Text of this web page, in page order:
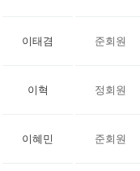
이태겸 준회원
이혁 정회원
이혜민 준회원